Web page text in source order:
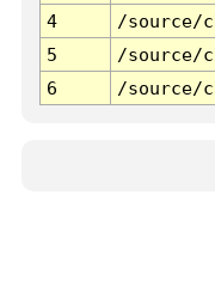
4
/source/
5
/source/
6
/source/